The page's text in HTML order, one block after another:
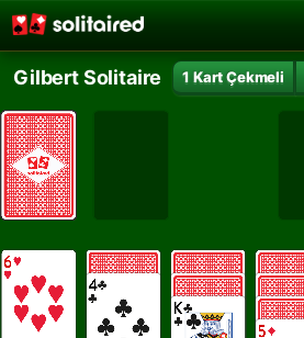
Gilbert Solitaire 1 Kart Çekmeli